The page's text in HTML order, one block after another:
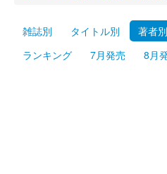
Myシェルフ
プレミアム
雑誌別 タイトル別 著者別
ランキング
7月発売 8月